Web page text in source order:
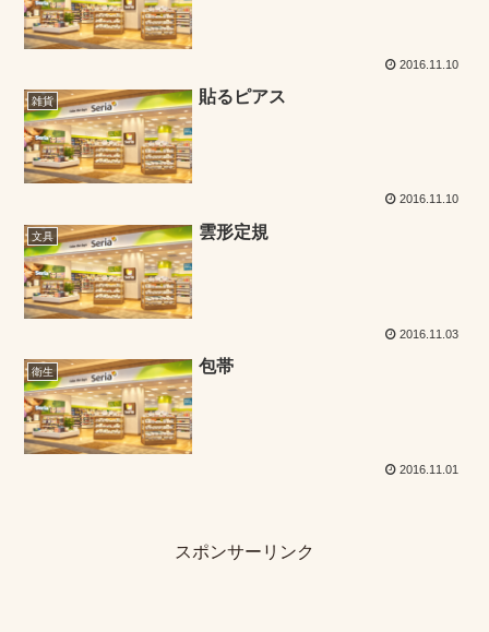
2016.11.10
雑貨 貼るピアス
2016.11.10
文具 雲形定規
2016.11.03
衛生 包帯
2016.11.01
スポンサーリンク